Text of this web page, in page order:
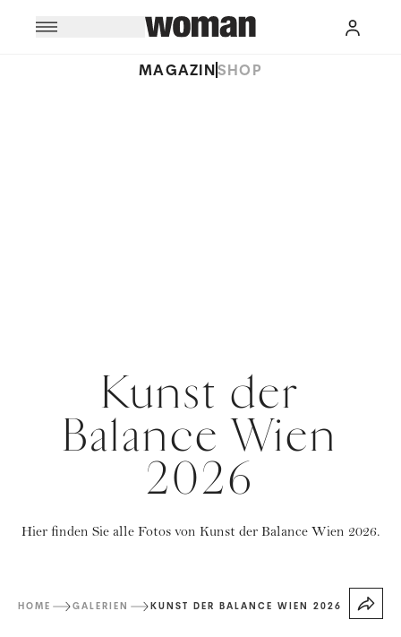
MAGAZINSHOP
Kunst der
Balance Wien
2026
Hier finden Sie alle Fotos von Kunst der Balance Wien 2026.
HOME GALERIEN KUNST DER BALANCE WIEN 2026